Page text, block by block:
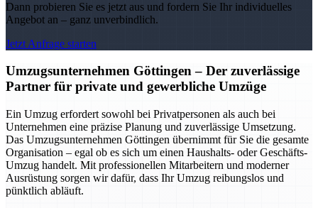
Dann probieren Sie es jetzt aus und fordern Sie Ihr individuelles
Angebot an – ganz unverbindlich.
Jetzt Anfrage starten
Umzugsunternehmen Göttingen – Der zuverlässige
Partner für private und gewerbliche Umzüge
Ein Umzug erfordert sowohl bei Privatpersonen als auch bei
Unternehmen eine präzise Planung und zuverlässige Umsetzung.
Das Umzugsunternehmen Göttingen übernimmt für Sie die gesamte
Organisation – egal ob es sich um einen Haushalts- oder Geschäfts-
Umzug handelt. Mit professionellen Mitarbeitern und moderner
Ausrüstung sorgen wir dafür, dass Ihr Umzug reibungslos und
pünktlich abläuft.